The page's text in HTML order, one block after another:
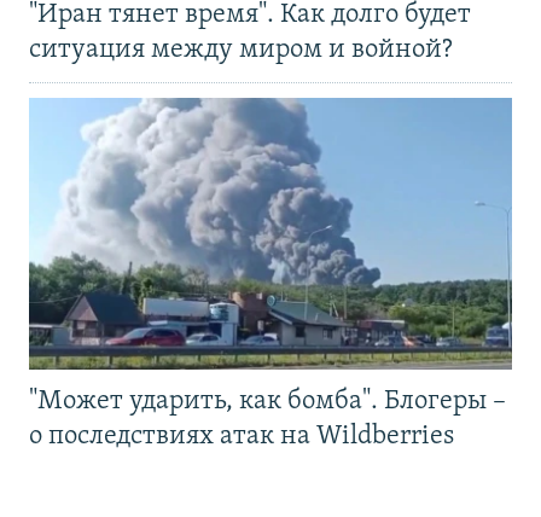
"Иран тянет время". Как долго будет
ситуация между миром и войной?
"Может ударить, как бомба". Блогеры –
о последствиях атак на Wildberries